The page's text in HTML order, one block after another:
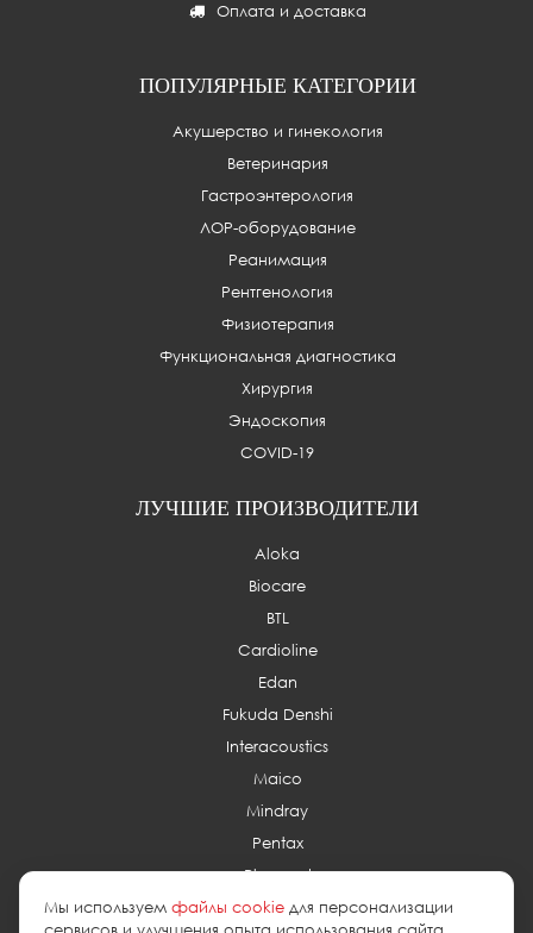
Оплата и доставка
ПОПУЛЯРНЫЕ КАТЕГОРИИ
Акушерство и гинекология
Ветеринария
Гастроэнтерология
ЛОР-оборудование
Реанимация
Рентгенология
Физиотерапия
Функциональная диагностика
Хирургия
Эндоскопия
COVID-19
ЛУЧШИЕ ПРОИЗВОДИТЕЛИ
Aloka
Biocare
BTL
Cardioline
Edan
Fukuda Denshi
Interacoustics
Maico
Mindray
Pentax
Planmed
Мы используем файлы cookie для персонализации